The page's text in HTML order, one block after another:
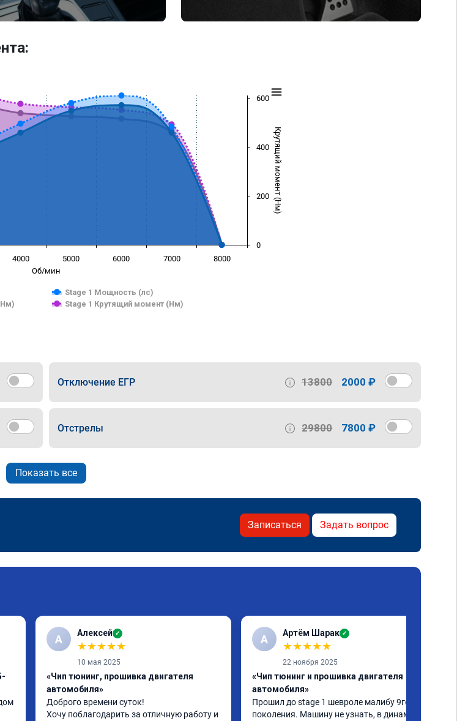
Об/мин
Крутящий момент (Нм)
Stage 1 Мощность (лс)
Stage 1 Крутящий момент (Нм)
4000 5000 6000 7000 8000
0
200
400
600
Отключение ЕГР 13800 2000 ₽
Отстрелы 29800 7800 ₽
Показать все
Записаться Задать вопрос
А Алексей ✓
★★★★★
10 мая 2025
«Чип тюнинг, прошивка двигателя
автомобиля»
Доброго времени суток!
Хочу поблагодарить за отличную работу и
А Артём Шарак ✓
★★★★★
22 ноября 2025
«Чип тюнинг и прошивка двигателя
автомобиля»
Прошил до stage 1 шевроле малибу 9го
поколения. Машину не узнать, в динамике